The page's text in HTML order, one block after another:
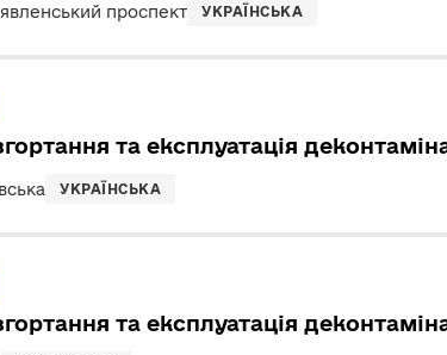
проспект УКРАЇНСЬКА
та експлуатація
УКРАЇНСЬКА
та експлуатація